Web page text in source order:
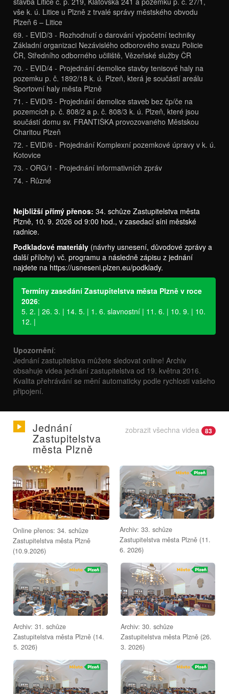
vše k. ú. Litice u Plzně z trvalé správy městského obvodu
Plzeň 6 – Litice
69. - EVID/3 - Rozhodnutí o darování výpočetní techniky
Základní organizaci Nezávislého odborového svazu Policie
ČR, Středního odborného učiliště, Vězeňské služby ČR
70. - EVID/4 - Projednání demolice stavby tenisové haly na
pozemku p. č. 1892/18 k. ú. Plzeň, která je součástí areálu
Sportovní haly města Plzně
71. - EVID/5 - Projednání demolice staveb bez čp/če na
pozemcích p. č. 808/2 a p. č. 808/3 k. ú. Plzeň, které jsou
součástí domu sv. FRANTIŠKA provozovaného Městskou
Charitou Plzeň
72. - EVID/6 - Projednání Komplexní pozemkové úpravy v k. ú.
Kotovice
73. - ORG/1 - Projednání informativních zpráv
74. - Různé
Nejbližší přímý přenos: 34. schůze Zastupitelstva města
Plzně, 10. 9. 2026 od 9:00 hod., v zasedací síni městské
radnice.
Podkladové materiály (návrhy usnesení, důvodové zprávy a
další přílohy) vč. programu a následně zápisu z jednání
najdete na https://usneseni.plzen.eu/podklady.
Termíny zasedání Zastupitelstva města Plzně v roce
2026:
5. 2. | 26. 3. | 14. 5. | 1. 6. slavnostní | 11. 6. | 10. 9. | 10.
12. |
Upozornění:
Jednání zastupitelstva můžete sledovat online! Archiv
obsahuje videa jednání zastupitelstva od 19. května 2016.
Kvalita přehrávání se mění automaticky podle rychlosti vašeho
připojení.
zobrazit všechna videa 83
Jednání
Zastupitelstva
města Plzně
Online přenos: 34. schůze
Zastupitelstva města Plzně
(10.9.2026)
Archiv: 33. schůze
Zastupitelstva města Plzně (11.
6. 2026)
Archiv: 31. schůze
Zastupitelstva města Plzně (14.
5. 2026)
Archiv: 30. schůze
Zastupitelstva města Plzně (26.
3. 2026)